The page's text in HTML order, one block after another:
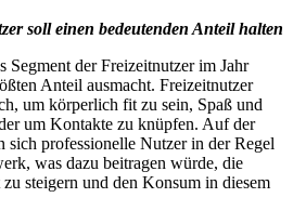
soll einen bedeutenden Anteil halten
Segment der Freizeitnutzer im Jahr
Anteil ausmacht. Freizeitnutzer
um körperlich fit zu sein, Spaß und
um Kontakte zu knüpfen. Auf der
sich professionelle Nutzer in der Regel
was dazu beitragen würde, die
steigern und den Konsum in diesem